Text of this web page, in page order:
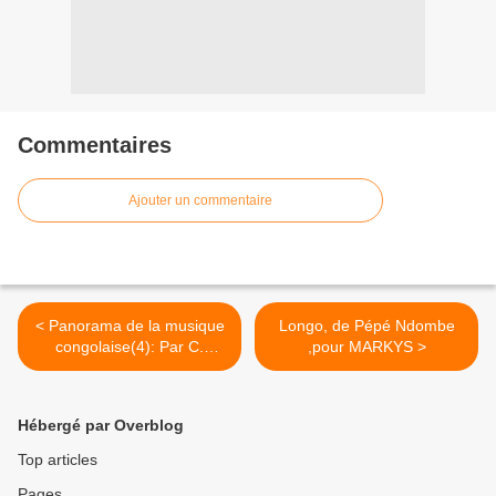
Commentaires
Ajouter un commentaire
< Panorama de la musique
congolaise(4): Par C.
Ossinonde
Longo, de Pépé Ndombe
,pour MARKYS >
Hébergé par Overblog
Top articles